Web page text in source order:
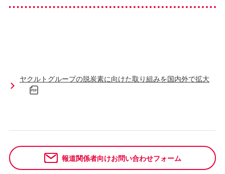
ヤクルトグループの脱炭素に向けた取り組みを国内外で拡大
報道関係者向けお問い合わせフォーム